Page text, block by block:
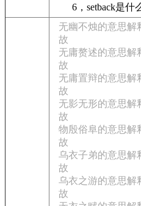
6，setback是什么
无幽不烛的意思解
故
无庸赘述的意思解
故
无庸置辩的意思解
故
无影无形的意思解
故
物殷俗阜的意思解
故
乌衣子弟的意思解
故
乌衣之游的意思解
故